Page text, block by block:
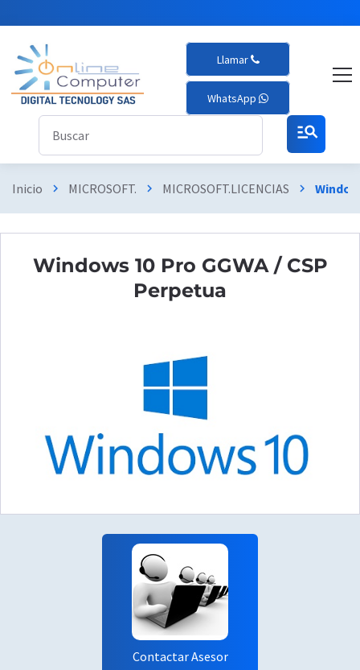
Llamar
WhatsApp
manage_search
Inicio chevron_right MICROSOFT. chevron_right MICROSOFT.LICENCIAS chevron_right
Windows 10 Pro GGWA / CSP
Perpetua
Contactar Asesor